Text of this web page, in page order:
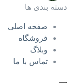
دسته بندی ها
صفحه اصلی
فروشگاه
وبلاگ
تماس با ما